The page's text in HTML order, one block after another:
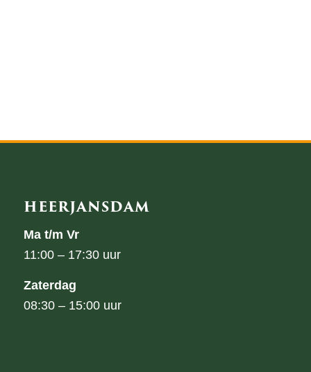
HEERJANSDAM
Ma t/m Vr
11:00 – 17:30 uur
Zaterdag
08:30 – 15:00 uur